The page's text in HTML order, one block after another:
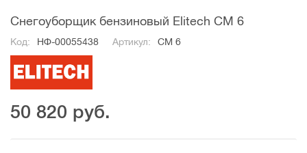
Снегоуборщик бензиновый Elitech СМ 6
Код: НФ-00055438 Артикул: СМ 6
50 820 руб.